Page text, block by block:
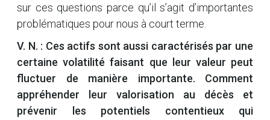
sur ces questions parce qu’il s’agit d’importantes
problématiques pour nous à court terme.
V. N. : Ces actifs sont aussi caractérisés par une
certaine volatilité faisant que leur valeur peut
fluctuer de manière importante. Comment
appréhender leur valorisation au décès et
prévenir les potentiels contentieux qui